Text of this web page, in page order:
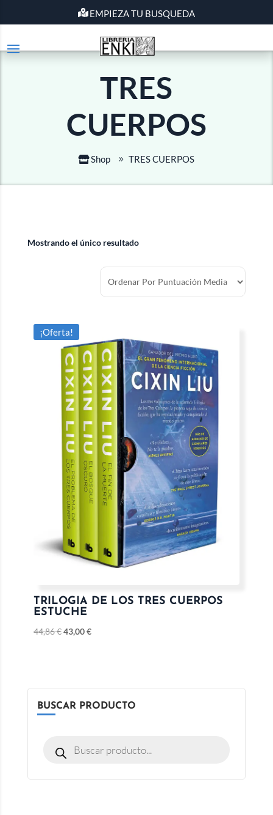
EMPIEZA TU BUSQUEDA
TRES
CUERPOS
Shop TRES CUERPOS
Mostrando el único resultado
¡Oferta!
TRILOGIA DE LOS TRES CUERPOS
ESTUCHE
44,86€43,00€
BUSCAR PRODUCTO